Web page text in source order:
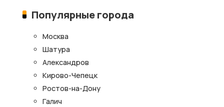
Популярные города
Москва
Шатура
Александров
Кирово-Чепецк
Ростов-на-Дону
Галич